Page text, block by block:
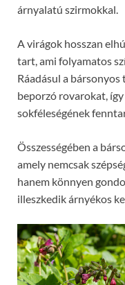
árnyalatú szirmokkal.
A virágok hosszan
tart, ami folyamatos
Ráadásul a
beporzó rovarokat,
sokféleségének
Összességében a
amely nemcsak
hanem könnyen
illeszkedik árnyékos